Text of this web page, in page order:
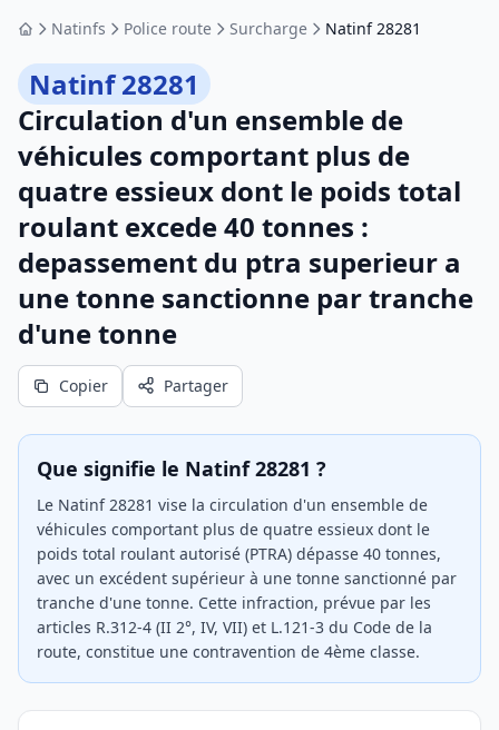
AccueilNatinfs Police route Surcharge Natinf 28281
Natinf 28281
Circulation d'un ensemble de
véhicules comportant plus de
quatre essieux dont le poids total
roulant excede 40 tonnes :
depassement du ptra superieur a
une tonne sanctionne par tranche
d'une tonne
Copier Partager
Que signifie le Natinf 28281 ?
Le Natinf 28281 vise la circulation d'un ensemble de
véhicules comportant plus de quatre essieux dont le
poids total roulant autorisé (PTRA) dépasse 40 tonnes,
avec un excédent supérieur à une tonne sanctionné par
tranche d'une tonne. Cette infraction, prévue par les
articles R.312-4 (II 2°, IV, VII) et L.121-3 du Code de la
route, constitue une contravention de 4ème classe.